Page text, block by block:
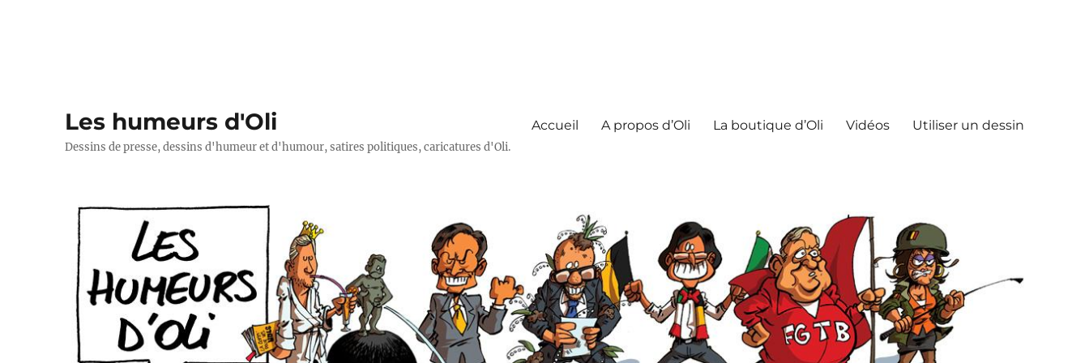
Les humeurs d'Oli
Dessins de presse, dessins d'humeur et d'humour, satires politiques, caricatures d'Oli.
Accueil A propos d’Oli La boutique d’Oli Vidéos Utiliser un dessin